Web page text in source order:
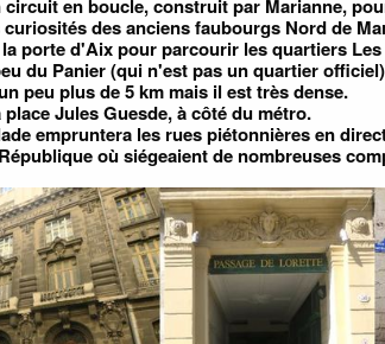
en boucle, construit par Marianne,
des anciens faubourgs Nord de
porte d'Aix pour parcourir les quartiers
du Panier (qui n'est pas un quartier
peu plus de 5 km mais il est très dense.
Jules Guesde, à côté du métro.
empruntera les rues piétonnières en
où siégeaient de nombreuses